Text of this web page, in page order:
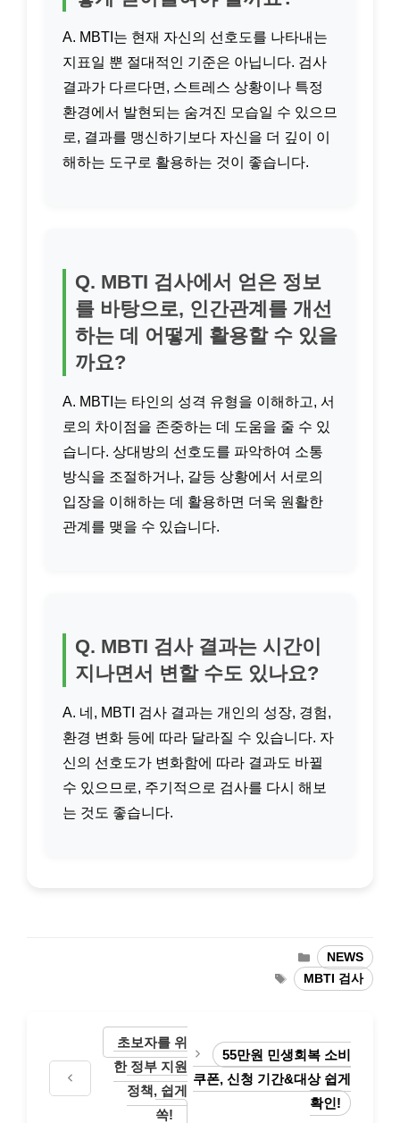
A. MBTI는 현재 자신의 선호도를 나타내는
지표일 뿐 절대적인 기준은 아닙니다. 검사
결과가 다르다면, 스트레스 상황이나 특정
환경에서 발현되는 숨겨진 모습일 수 있으므
로, 결과를 맹신하기보다 자신을 더 깊이 이
해하는 도구로 활용하는 것이 좋습니다.
Q. MBTI 검사에서 얻은 정보
를 바탕으로, 인간관계를 개선
하는 데 어떻게 활용할 수 있을
까요?
A. MBTI는 타인의 성격 유형을 이해하고, 서
로의 차이점을 존중하는 데 도움을 줄 수 있
습니다. 상대방의 선호도를 파악하여 소통
방식을 조절하거나, 갈등 상황에서 서로의
입장을 이해하는 데 활용하면 더욱 원활한
관계를 맺을 수 있습니다.
Q. MBTI 검사 결과는 시간이
지나면서 변할 수도 있나요?
A. 네, MBTI 검사 결과는 개인의 성장, 경험,
환경 변화 등에 따라 달라질 수 있습니다. 자
신의 선호도가 변화함에 따라 결과도 바뀔
수 있으므로, 주기적으로 검사를 다시 해보
는 것도 좋습니다.
카
테
고
NEWS
태
그
MBTI 검사
초보자를 위
한 정부 지원
정책, 쉽게
쏙!
55만원 민생회복 소비
쿠폰, 신청 기간&대상 쉽게
확인!